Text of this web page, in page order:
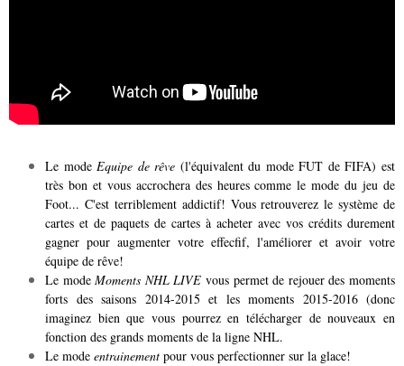
Le modeEquipe de rêve (l'équivalent du mode FUT de FIFA) est
très bon et vous accrochera des heures comme le mode du jeu de
Foot... C'est terriblement addictif! Vous retrouverez le système de
cartes et de paquets de cartes à acheter avec vos crédits durement
gagner pour augmenter votre effecfif, l'améliorer et avoir votre
équipe de rêve!
Le modeMoments NHL LIVE vous permet de rejouer des moments
forts des saisons 2014-2015 et les moments 2015-2016 (donc
imaginez bien que vous pourrez en télécharger de nouveaux en
fonction des grands moments de la ligne NHL.
Le mode entrainement pour vous perfectionner sur la glace!